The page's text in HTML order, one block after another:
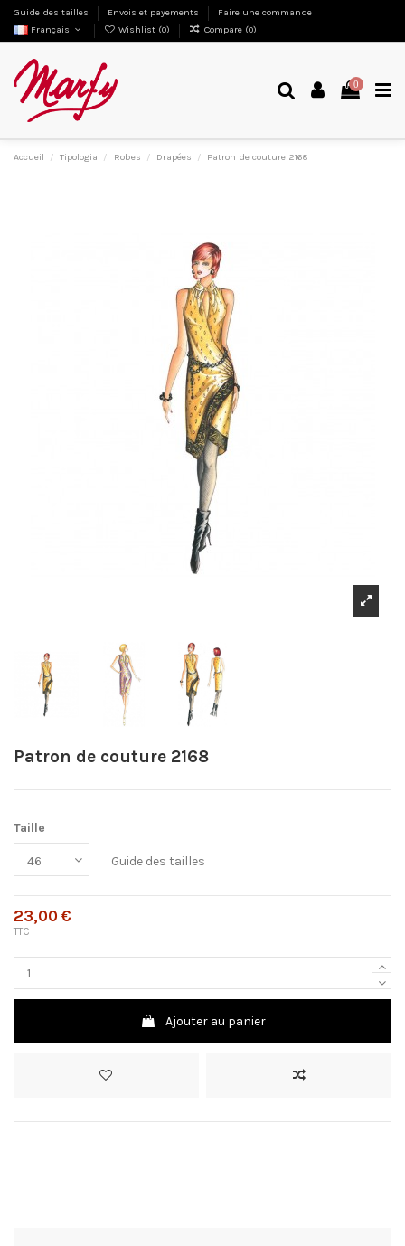
Guide des tailles Envois et payements
Faire une commande
Français
Wishlist (0) Compare (0)
0
Accueil Tipologia Robes Drapées Patron de couture 2168
Patron de couture 2168
Taille
Guide des tailles
23,00 €
TTC
Ajouter au panier